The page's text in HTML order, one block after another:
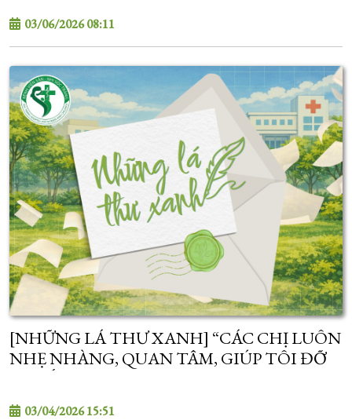
03/06/2026 08:11
[NHỮNG LÁ THƯ XANH] “CÁC CHỊ LUÔN
NHẸ NHÀNG, QUAN TÂM, GIÚP TÔI ĐỠ
03/04/2026 15:51